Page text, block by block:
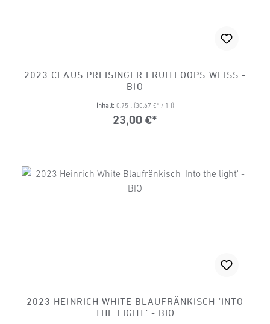
2023 CLAUS PREISINGER FRUITLOOPS WEISS -
BIO
Inhalt: 0.75 l (30,67 €* / 1 l)
23,00 €*
2023 HEINRICH WHITE BLAUFRÄNKISCH 'INTO
THE LIGHT' - BIO